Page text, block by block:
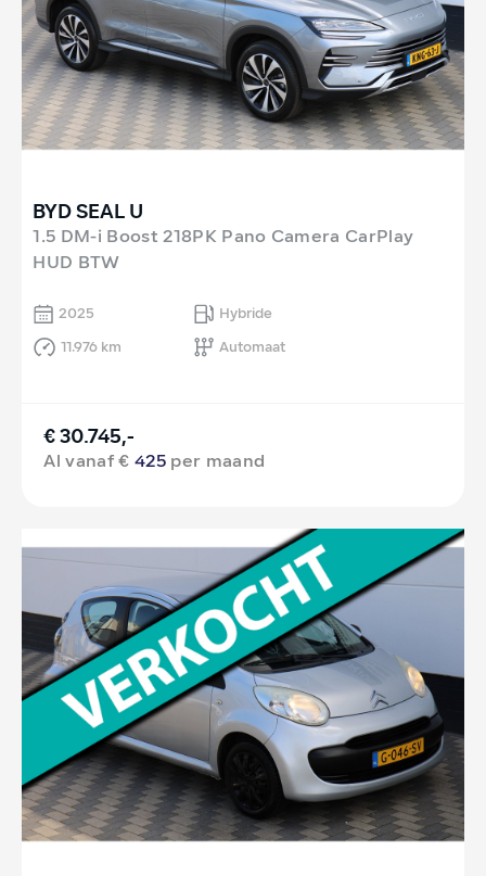
BYD SEAL U
1.5 DM-i Boost 218PK Pano Camera CarPlay
HUD BTW
2025
Hybride
11.976 km
Automaat
€ 30.745,-
Al vanaf €425 per maand